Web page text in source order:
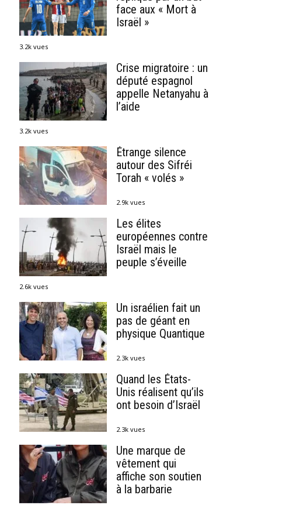
face aux « Mort à
Israël »
3.2k vues
Crise migratoire : un
député espagnol
appelle Netanyahu à
l’aide
3.2k vues
Étrange silence
autour des Sifréi
Torah « volés »
2.9k vues
Les élites
européennes contre
Israël mais le
peuple s’éveille
2.6k vues
Un israélien fait un
pas de géant en
physique Quantique
2.3k vues
Quand les États-
Unis réalisent qu’ils
ont besoin d’Israël
2.3k vues
Une marque de
vêtement qui
affiche son soutien
à la barbarie